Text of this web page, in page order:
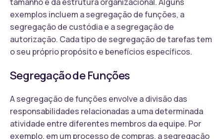
exemplos incluem a segregação de funções, a
segregação de custódia e a segregação de
autorização. Cada tipo de segregação de tarefas tem
o seu próprio propósito e benefícios específicos.
Segregação de Funções
A segregação de funções envolve a divisão das
responsabilidades relacionadas a uma determinada
atividade entre diferentes membros da equipe. Por
exemplo, em um processo de compras, a segregação